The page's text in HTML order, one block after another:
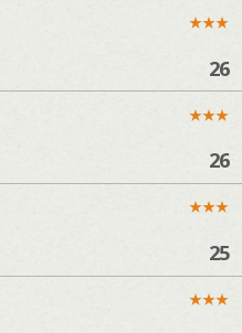
★★★
26
★★★
26
★★★
25
★★★